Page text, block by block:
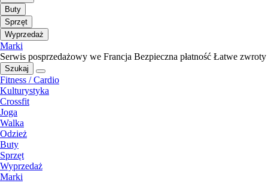
Buty
Sprzęt
Wyprzedaż
Marki
Serwis posprzedażowy we Francja Bezpieczna płatność Łatwe zwroty
Szukaj
Fitness / Cardio
Kulturystyka
Crossfit
Joga
Walka
Odzież
Buty
Sprzęt
Wyprzedaż
Marki